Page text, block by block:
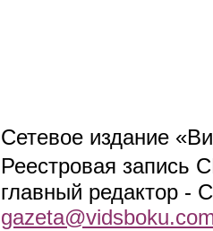
Сетевое издание
Реестровая запись
главный редактор -